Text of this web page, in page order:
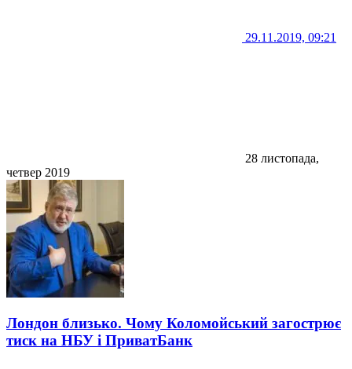
29.11.2019, 09:21
28 листопада,
четвер 2019
Лондон близько. Чому Коломойський загострює
тиск на НБУ і ПриватБанк